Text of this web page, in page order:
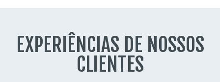
EXPERIÊNCIAS DE NOSSOS
CLIENTES